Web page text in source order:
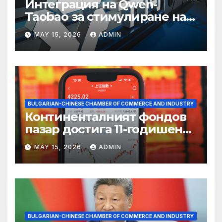
Интеграция на Qwen-
Taobao за стимулиране на
пазаруването 618
MAY 15, 2026 ADMIN
BULGARIAN-CHINESE CHAMBER OF COMMERCE AND INDUSTRY
Континенталният фондов
пазар достига 11-годишен
връх
MAY 15, 2026 ADMIN
BULGARIAN-CHINESE CHAMBER OF COMMERCE AND INDUSTRY